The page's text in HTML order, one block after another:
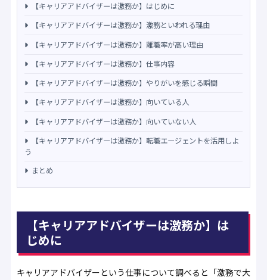
【キャリアアドバイザーは激務か】はじめに
【キャリアアドバイザーは激務か】激務といわれる理由
【キャリアアドバイザーは激務か】離職率が高い理由
【キャリアアドバイザーは激務か】仕事内容
【キャリアアドバイザーは激務か】やりがいを感じる瞬間
【キャリアアドバイザーは激務か】向いている人
【キャリアアドバイザーは激務か】向いていない人
【キャリアアドバイザーは激務か】転職エージェントを活用しよ
う
まとめ
【キャリアアドバイザーは激務か】は
じめに
キャリアアドバイザーという仕事について調べると「激務で大